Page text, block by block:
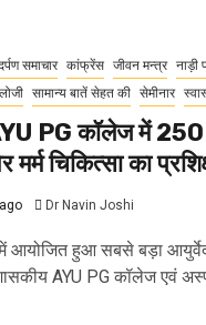
समाचार कांफ्रेंस जीवन मन्त्र नाड़ी
सामान्य बातें सेहत की सेमीनार
PG कॉलेज में 250
मर्म चिकित्सा का
Dr Navin Joshi
आयोजित हुआ सबसे बड़ा आयुर्वेद
AYU PG कॉलेज एवं